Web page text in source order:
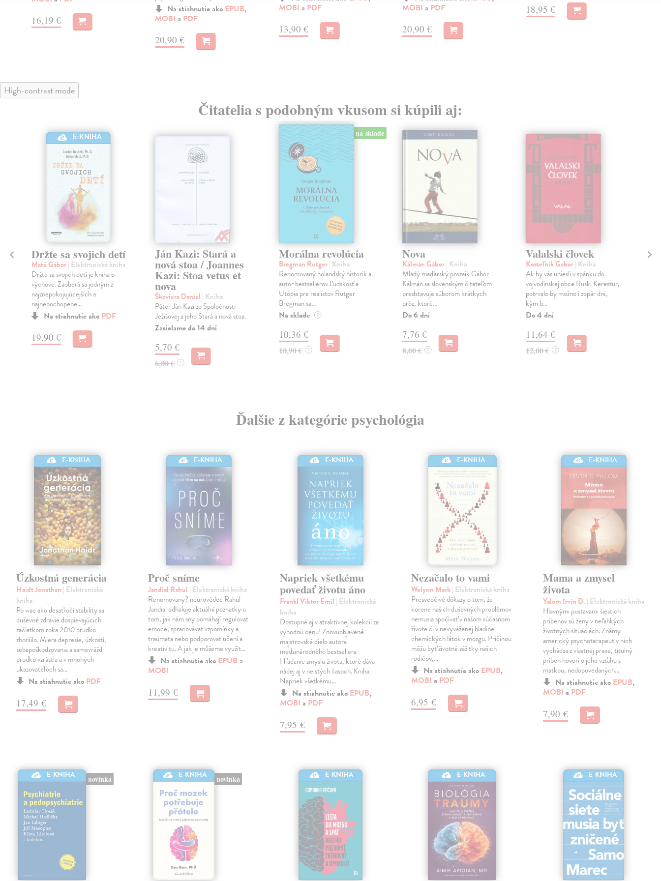
16,19 €
Na stiahnutie ako EPUB,
MOBI a PDF
20,90 €
MOBI a PDF
13,90 €
MOBI a PDF
20,90 €
18,95 €
High-contrast mode
Čitatelia s podobným vkusom si kúpili aj:
E-KNIHA
Držte sa svojich detí
Maté Gábor| Elektronická kniha
Držte sa svojich detí je kniha o
výchove. Zaoberá sa jedným z
najznepokojujúcejších a
najnepochopene...
Na stiahnutie ako PDF
19,90 €
Ján Kazi: Stará a
nová stoa / Joannes
Kazi: Stoa vetus et
nova
Škoviera Daniel | Kniha
Páter Ján Kazi zo Spoločnosti
Ježišovej a jeho Stará a nová stoa.
Zasielame do 14 dní
5,70 €
6,00 € ?
na sklade
Morálna revolúcia
Bregman Rutger| Kniha
Renomovaný holandský historik a
autor bestsellerov Ľudskosť a
Utópia pre realistov Rutger
Bregman sa...
Na sklade ?
10,36 €
10,90 € ?
Nova
Kálmán Gábor| Kniha
Mladý maďarský prozaik Gábor
Kálmán sa slovenským čitateľom
predstavuje súborom krátkych
próz, ktoré...
Do 6 dní
7,76 €
8,00 € ?
Valalski človek
Kosteľnik Gabor| Kniha
Ak by vás uniesli v spánku do
vojvodinskej obce Ruski Kerestur,
potrvalo by možno i zopár dní,
kým b...
Do 4 dní
11,64 €
12,00 € ?
Ďalšie z kategórie psychológia
E-KNIHA
Úzkostná generácia
Haidt Jonathan | Elektronická
kniha
Po viac ako desaťročí stability sa
duševné zdravie dospievajúcich
začiatkom roka 2010 prudko
zhoršilo. Miera depresie, úzkosti,
sebapoškodzovania a samovrážd
prudko vzrástla a v mnohých
ukazovateľoch sa…
Na stiahnutie ako PDF
17,49 €
E-KNIHA
Proč sníme
Jandial Rahul | Elektronická kniha
Renomovany? neurovědec Rahul
Jandial odhaluje aktuální poznatky o
tom, jak nám sny pomáhají regulovat
emoce, zpracovávat vzpomínky a
traumata nebo podporovat učení a
kreativitu. A jak je můžeme využít…
Na stiahnutie ako EPUB a
MOBI
11,99 €
E-KNIHA
Napriek všetkému
povedať životu áno
Frankl Viktor Emil | Elektronická
kniha
Dostupné aj v atraktívnej kolekcii za
výhodnú cenu! Znovuobjavené
majstrovské dielo autora
medzinárodného bestsellera
Hľadanie zmyslu života, ktoré dáva
nádej aj v neistých časoch. Kniha
Napriek všetkému…
Na stiahnutie ako EPUB,
MOBI a PDF
7,95 €
E-KNIHA
Nezačalo to vami
Wolynn Mark| Elektronická kniha
Presvedčivé dôkazy o tom, že
korene našich duševných problémov
nemusia spočívať v našom súčasnom
živote či v nevyváženej hladine
chemických látok v mozgu. Príčinou
môžu byť životné zážitky našich
rodičov,…
Na stiahnutie ako EPUB,
MOBI a PDF
6,95 €
E-KNIHA
Mama a zmysel
života
Yalom Irvin D. | Elektronická kniha
Hlavnými postavami šiestich
príbehov sú ženy v neľahkých
životných situáciách. Známy
americký psychoterapeut v nich
vychádza z vlastnej praxe, titulný
príbeh hovorí o jeho vzťahu s
matkou, nedopovedaných…
Na stiahnutie ako EPUB,
MOBI a PDF
7,90 €
E-KNIHA novinka E-KNIHA novinka E-KNIHA E-KNIHA E-KNIHA